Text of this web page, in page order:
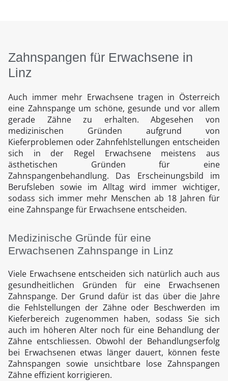
Zahnspangen für Erwachsene in
Linz
Auch immer mehr Erwachsene tragen in Österreich
eine Zahnspange um schöne, gesunde und vor allem
gerade Zähne zu erhalten. Abgesehen von
medizinischen Gründen aufgrund von
Kieferproblemen oder Zahnfehlstellungen entscheiden
sich in der Regel Erwachsene meistens aus
ästhetischen Gründen für eine
Zahnspangenbehandlung. Das Erscheinungsbild im
Berufsleben sowie im Alltag wird immer wichtiger,
sodass sich immer mehr Menschen ab 18 Jahren für
eine Zahnspange für Erwachsene entscheiden.
Medizinische Gründe für eine
Erwachsenen Zahnspange in Linz
Viele Erwachsene entscheiden sich natürlich auch aus
gesundheitlichen Gründen für eine Erwachsenen
Zahnspange. Der Grund dafür ist das über die Jahre
die Fehlstellungen der Zähne oder Beschwerden im
Kieferbereich zugenommen haben, sodass Sie sich
auch im höheren Alter noch für eine Behandlung der
Zähne entschliessen. Obwohl der Behandlungserfolg
bei Erwachsenen etwas länger dauert, können feste
Zahnspangen sowie unsichtbare lose Zahnspangen
Zähne effizient korrigieren.